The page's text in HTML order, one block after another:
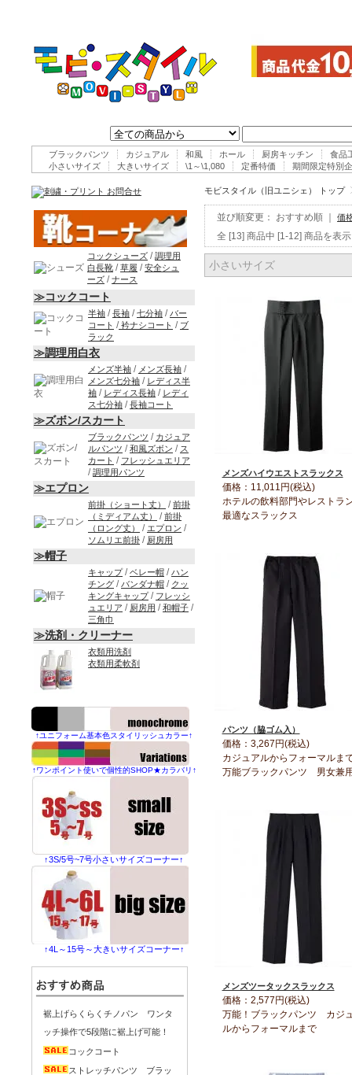
ブラックパンツ カジュアル 和風 ホール 厨房キッチン
食品
小さいサイズ
大きいサイズ \1～\1,080 定番特価 期間限定特別
モビスタイル（旧ユニシェ） トップ
並び順変更： おすすめ順 価
全 [13] 商品中 [1-12] 商品を表
小さいサイズ
メンズハイウエストスラックス
価格：11,011円(税込)
ホテルの飲料部門やレストラ
最適なスラックス
パンツ（脇ゴム入）
価格：3,267円(税込)
カジュアルからフォーマル
万能ブラックパンツ 男女兼
メンズツータックスラックス
価格：2,577円(税込)
万能！ブラックパンツ カジ
ルからフォーマルまで
コックシューズ /調理用
白長靴 /草履 /安全シュ
ーズ /ナース
≫コックコート
半袖 /長袖 /七分袖 / バー
コート /衿ナシコート / ブ
ラック
≫調理用白衣
メンズ半袖 / メンズ長袖 /
メンズ七分袖 / レディス半
袖 / レディス長袖 / レディ
ス七分袖 /長袖コート
≫ズボン/スカート
ブラックパンツ / カジュア
ルパンツ /和風ズボン / ス
カート / フレッシュエリア
/調理用パンツ
≫エプロン
前掛（ショート丈） /前掛
（ミディアム丈）
/前掛
（ロング丈）
/ エプロン /
ソムリエ前掛 / 厨房用
≫帽子
キャップ/ベレー帽 /ハン
チング / バンダナ帽 / クッ
キングキャップ/ フレッシ
ュエリア / 厨房用 /和帽子 /
三角巾
≫洗剤・クリーナー
衣類用洗剤
衣類用柔軟剤
↑ユニフォーム基本色スタイリッシュカラー↑
↑ワンポイント使いで個性的SHOP★カラバリ↑
↑3S/5号~7号小さいサイズコーナー↑
↑4L～15号～大きいサイズコーナー↑
裾上げらくらくチノパン ワンタ
ッチ操作で5段階に裾上げ可能！
コックコート
ストレッチパンツ ブラッ